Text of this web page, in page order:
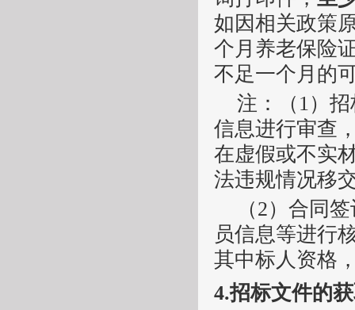
如因相关政策
个月养老保险
不足一个月的
注：（ 1）
信息进行审查
在虚假或不实
法违规情况移
（2）合同
员信息等进行
其中标人资格
4.招标文件的